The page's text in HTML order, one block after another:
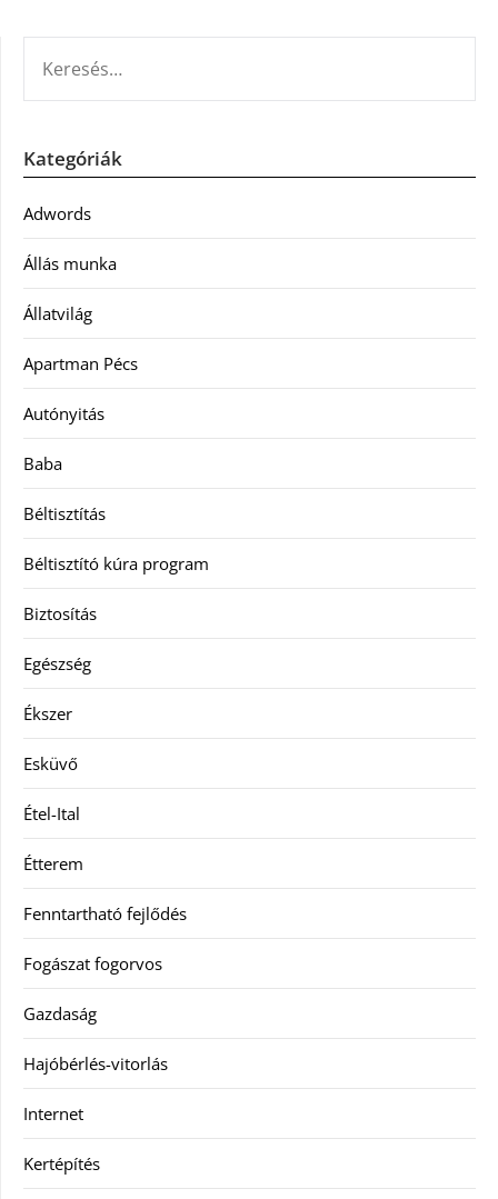
Kategóriák
Adwords
Állás munka
Állatvilág
Apartman Pécs
Autónyitás
Baba
Béltisztítás
Béltisztító kúra program
Biztosítás
Egészség
Ékszer
Esküvő
Étel-Ital
Étterem
Fenntartható fejlődés
Fogászat fogorvos
Gazdaság
Hajóbérlés-vitorlás
Internet
Kertépítés